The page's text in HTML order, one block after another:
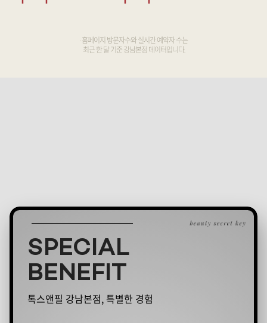
· 홈페이지 방문자수와 실시간 예약자 수는
최근 한 달 기준 강남본점 데이터입니다.
SPECIAL
BENEFIT
톡스앤필 강남본점, 특별한 경험